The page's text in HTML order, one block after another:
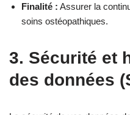
Finalité : Assurer la
soins ostéopathiques.
3. Sécurité et
des données